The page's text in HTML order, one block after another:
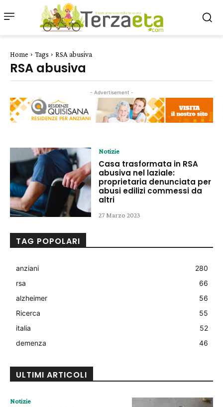
Home Tags RSA abusiva
RSA abusiva
- Advertisement -
Notizie
Casa trasformata in RSA
abusiva nel laziale:
proprietaria denunciata per
abusi edilizi commessi da
altri
27 Marzo 2023
TAG POPOLARI
anziani
280
rsa
66
alzheimer
56
Ricerca
55
italia
52
demenza
46
ULTIMI ARTICOLI
Notizie